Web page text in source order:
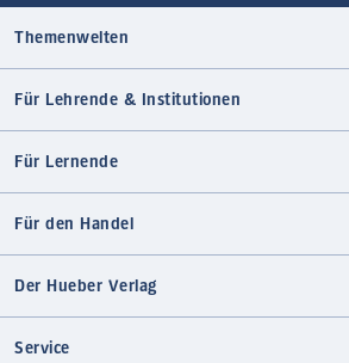
Themenwelten
Für Lehrende & Institutionen
Für Lernende
Für den Handel
Der Hueber Verlag
Service